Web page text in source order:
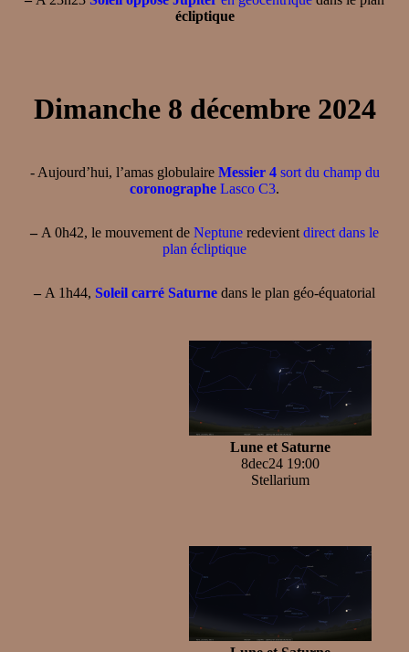
écliptique
Dimanche 8 décembre 2024
- Aujourd’hui, l’amas globulaire Messier 4sort du champ du
coronographe Lasco C3.
– A 0h42, le mouvement de Neptune redevient direct dans le
plan écliptique
– A 1h44, Soleil carré Saturne dans le plan géo-équatorial
Lune et Saturne
8dec24 19:00
Stellarium